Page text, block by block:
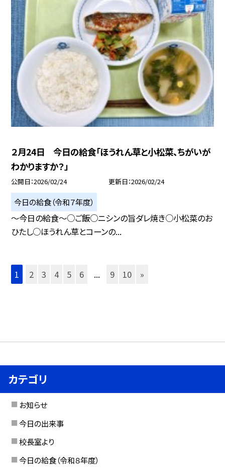
２月24日 今日の給食「ほうれん草と小松菜、ちがいが
わかりますか？」
公開日 2026/02/24 更新日 2026/02/24
今日の給食（令和７年度）
～今日の給食～○ご飯○ニシンの旨ダレ焼き○小松菜のお
ひたし○ほうれん草とコーンの...
1 2 3 4 5 6 ... 9 10 »
カテゴリ
お知らせ
今日の出来事
校長室より
今日の給食（令和８年度）